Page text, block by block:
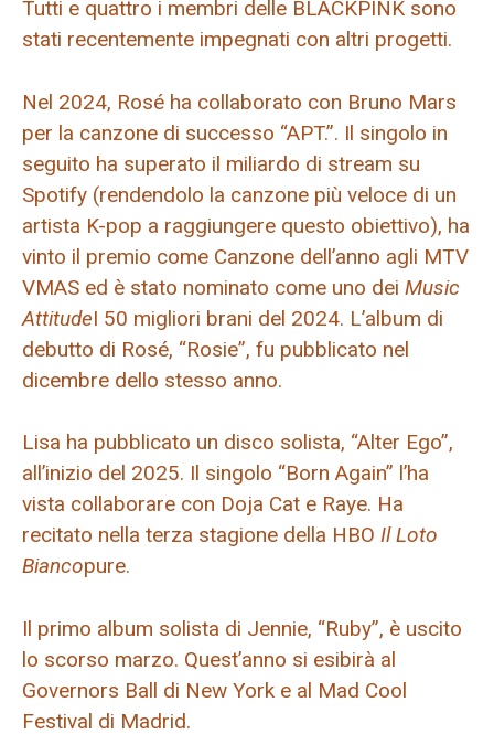
Tutti e quattro i membri delle BLACKPINK sono
stati recentemente impegnati con altri progetti.
Nel 2024, Rosé ha collaborato con Bruno Mars
per la canzone di successo “APT.”. Il singolo in
seguito ha superato il miliardo di stream su
Spotify (rendendolo la canzone più veloce di un
artista K-pop a raggiungere questo obiettivo), ha
vinto il premio come Canzone dell’anno agli MTV
VMAS ed è stato nominato come uno dei Music
AttitudeI 50 migliori brani del 2024. L’album di
debutto di Rosé, “Rosie”, fu pubblicato nel
dicembre dello stesso anno.
Lisa ha pubblicato un disco solista, “Alter Ego”,
all’inizio del 2025. Il singolo “Born Again” l’ha
vista collaborare con Doja Cat e Raye. Ha
recitato nella terza stagione della HBO Il Loto
Biancopure.
Il primo album solista di Jennie, “Ruby”, è uscito
lo scorso marzo. Quest’anno si esibirà al
Governors Ball di New York e al Mad Cool
Festival di Madrid.